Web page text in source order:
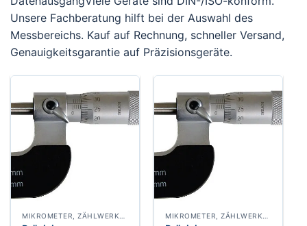
Unsere Fachberatung hilft bei der Auswahl des
Messbereichs. Kauf auf Rechnung, schneller Versand,
Genauigkeitsgarantie auf Präzisionsgeräte.